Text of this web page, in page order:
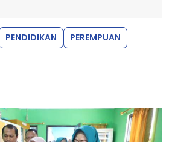
PENDIDIKAN
PEREMPUAN